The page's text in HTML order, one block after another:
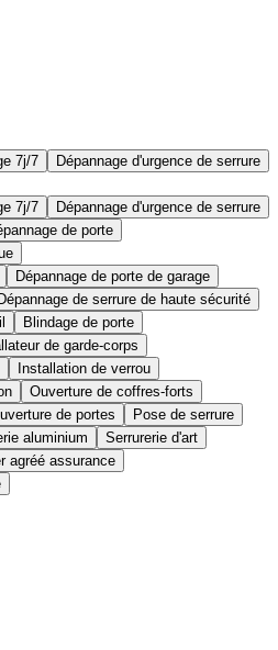
7j/7
Dépannage d'urgence de serrure
7j/7
Dépannage d'urgence de serrure
de porte
Dépannage de porte de garage
Dépannage de serrure de haute sécurité
Blindage de porte
de garde-corps
Installation de verrou
Ouverture de coffres-forts
de portes
Pose de serrure
aluminium
Serrurerie d'art
agréé assurance